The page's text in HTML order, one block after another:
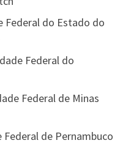
Federal do Estado do
Federal do
Federal de Minas
Federal de Pernambuco